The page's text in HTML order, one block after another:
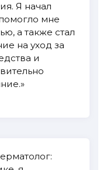
Я начал
мне
а также стал
на уход за
и